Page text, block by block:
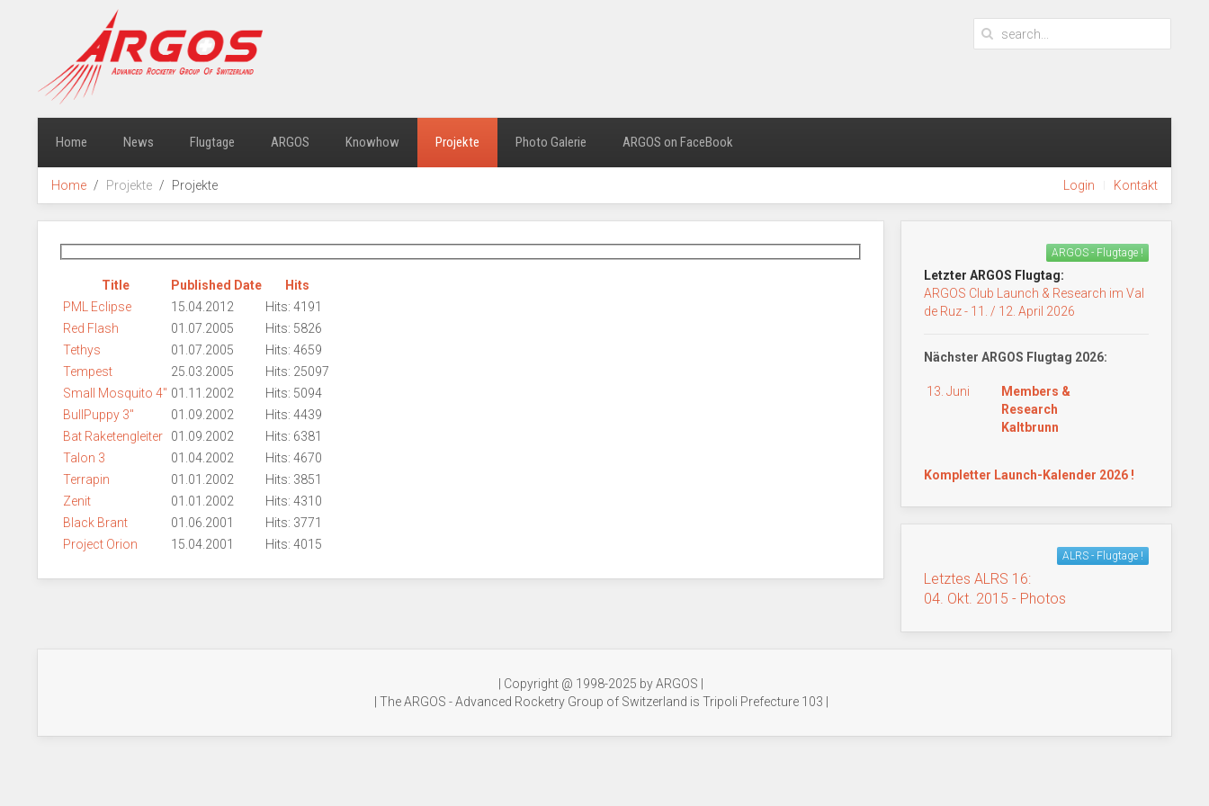
Home News Flugtage ARGOS Knowhow Projekte Photo Galerie ARGOS on FaceBook
Home Projekte Projekte Login Kontakt
Title Published Date
Hits
PML Eclipse
15.04.2012
Hits: 4191
Red Flash
01.07.2005
Hits: 5826
Tethys
01.07.2005
Hits: 4659
Tempest
25.03.2005
Hits: 25097
Small Mosquito 4" 01.11.2002
Hits: 5094
BullPuppy 3"
01.09.2002
Hits: 4439
Bat Raketengleiter
01.09.2002
Hits: 6381
Talon 3
01.04.2002
Hits: 4670
Terrapin
01.01.2002
Hits: 3851
Zenit
01.01.2002
Hits: 4310
Black Brant
01.06.2001
Hits: 3771
Project Orion
15.04.2001 Hits: 4015
ARGOS - Flugtage !
Letzter ARGOS Flugtag:
ARGOS Club Launch & Research im Val
de Ruz - 11. / 12. April 2026
Nächster ARGOS Flugtag 2026:
13. Juni
Members &
Research
Kaltbrunn
Kompletter Launch-Kalender 2026 !
ALRS - Flugtage !
Letztes ALRS 16:
04. Okt. 2015 - Photos
| Copyright @ 1998-2025 by ARGOS |
| The ARGOS - Advanced Rocketry Group of Switzerland is Tripoli Prefecture 103 |